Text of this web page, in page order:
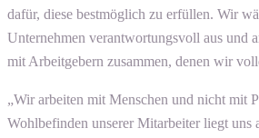
dafür, diese bestmöglich zu erfüllen. Wir
Unternehmen verantwortungsvoll aus und
mit Arbeitgebern zusammen, denen wir
„Wir arbeiten mit Menschen und nicht mit
Wohlbefinden unserer Mitarbeiter liegt uns